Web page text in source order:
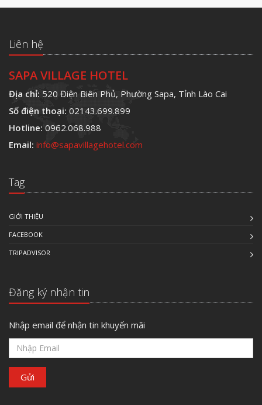
Liên hệ
SAPA VILLAGE HOTEL
Địa chỉ: 520 Điện Biên Phủ, Phường Sapa, Tỉnh Lào Cai
Số điện thoại: 02143.699.899
Hotline: 0962.068.988
Email: info@sapavillagehotel.com
Tag
GIỚI THIỆU
FACEBOOK
TRIPADVISOR
Đăng ký nhận tin
Nhập email để nhận tin khuyến mãi
Gửi